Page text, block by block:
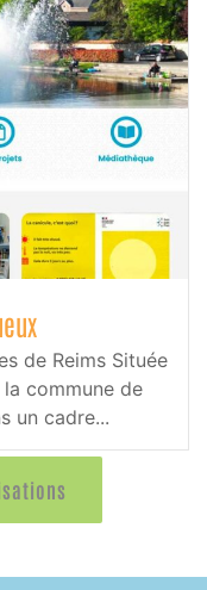
de Reims Située
la commune de
un cadre...